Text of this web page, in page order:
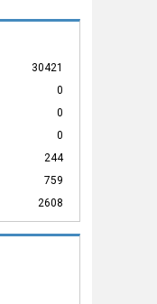
30421
0
0
0
244
759
2608